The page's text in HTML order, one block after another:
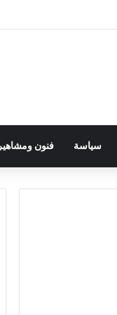
سياسة فنون ومشاهير